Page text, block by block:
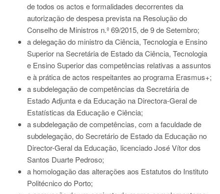
de todos os actos e formalidades decorrentes da
autorização de despesa prevista na Resolução do
Conselho de Ministros n.º 69/2015, de 9 de Setembro;
a delegação do ministro da Ciência, Tecnologia e Ensino
Superior na Secretária de Estado da Ciência, Tecnologia
e Ensino Superior das competências relativas a assuntos
e à prática de actos respeitantes ao programa Erasmus+;
a subdelegação de competências da Secretária de
Estado Adjunta e da Educação na Directora-Geral de
Estatísticas da Educação e Ciência;
a subdelegação de competências, com a faculdade de
subdelegação, do Secretário de Estado da Educação no
Director-Geral da Educação, licenciado José Vítor dos
Santos Duarte Pedroso;
a homologação das alterações aos Estatutos do Instituto
Politécnico do Porto;